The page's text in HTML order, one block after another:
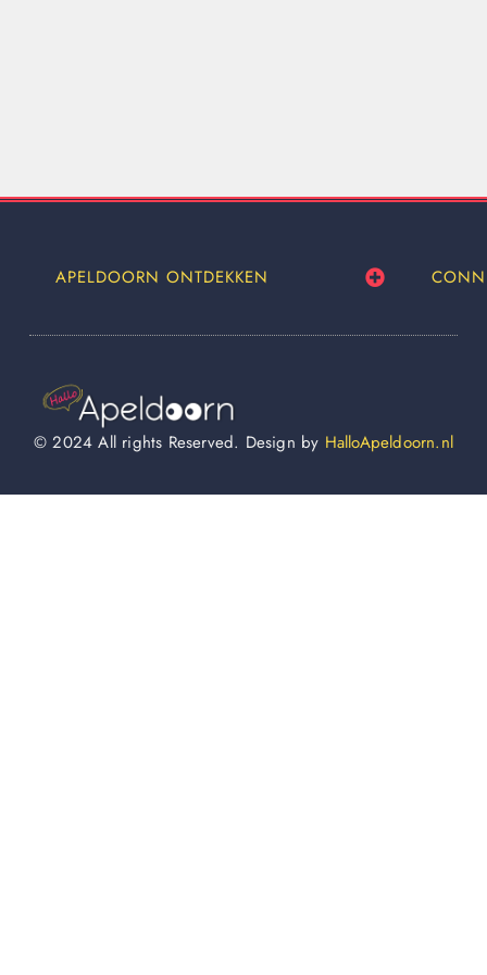
APELDOORN ONTDEKKEN
© 2024 All rights Reserved. Design by HalloApeldoorn.nl